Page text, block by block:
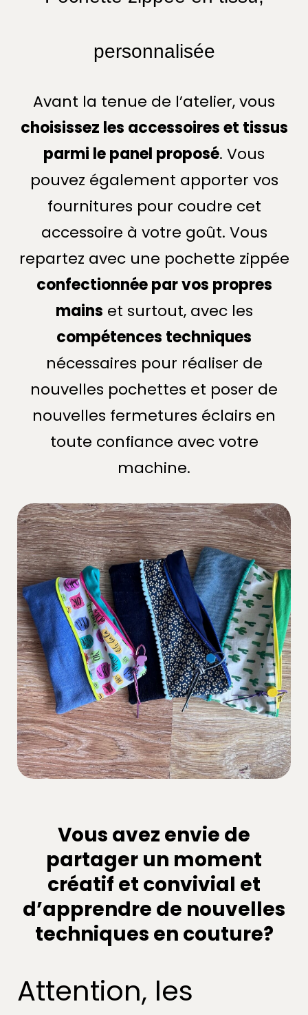
personnalisée
Avant la tenue de l’atelier, vous
choisissez les accessoires et tissus
parmi le panel proposé. Vous
pouvez également apporter vos
fournitures pour coudre cet
accessoire à votre goût. Vous
repartez avec une pochette zippée
confectionnée par vos propres
mains et surtout, avec les
compétences techniques
nécessaires pour réaliser de
nouvelles pochettes et poser de
nouvelles fermetures éclairs en
toute confiance avec votre
machine.
Vous avez envie de
partager un moment
créatif et convivial et
d’apprendre de nouvelles
techniques en couture?
Attention, les